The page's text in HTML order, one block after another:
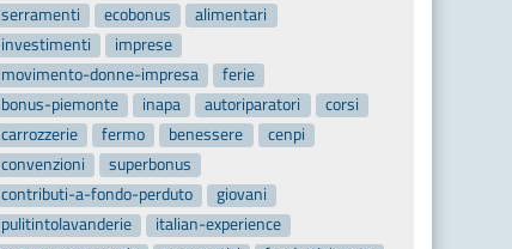
serramenti
ecobonus
alimentari
investimenti
imprese
movimento-donne-impresa
ferie
bonus-piemonte
inapa autoriparatori
corsi
carrozzerie
fermo benessere
cenpi
convenzioni
superbonus
contributi-a-fondo-perduto
giovani
pulitintolavanderie
italian-experience